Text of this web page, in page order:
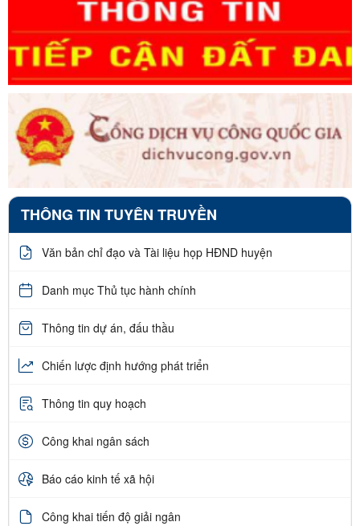
THÔNG TIN TUYÊN TRUYỀN
Văn bản chỉ đạo và Tài liệu họp HĐND huyện
Danh mục Thủ tục hành chính
Thông tin dự án, đấu thầu
Chiến lược định hướng phát triển
Thông tin quy hoạch
Công khai ngân sách
Báo cáo kinh tế xã hội
Công khai tiến độ giải ngân